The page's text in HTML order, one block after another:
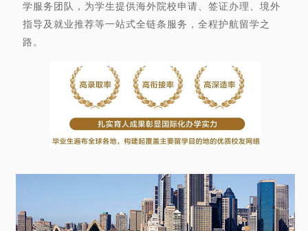
学服务团队，为学生提供海外院校申请、签证办理、境外
指导及就业推荐等一站式全链条服务，全程护航留学之
路。